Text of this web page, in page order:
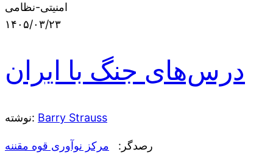
امنیتی-نظامی
۱۴۰۵/۰۳/۲۳
درس‌های جنگ با ایران
نوشته: Barry Strauss
رصدگر: مرکز نوآوری قوه مقننه